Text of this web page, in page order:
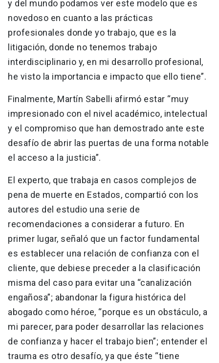
y del mundo podamos ver este modelo que es
novedoso en cuanto a las prácticas
profesionales donde yo trabajo, que es la
litigación, donde no tenemos trabajo
interdisciplinario y, en mi desarrollo profesional,
he visto la importancia e impacto que ello tiene”.
Finalmente, Martín Sabelli afirmó estar “muy
impresionado con el nivel académico, intelectual
y el compromiso que han demostrado ante este
desafío de abrir las puertas de una forma notable
el acceso a la justicia”.
El experto, que trabaja en casos complejos de
pena de muerte en Estados, compartió con los
autores del estudio una serie de
recomendaciones a considerar a futuro. En
primer lugar, señaló que un factor fundamental
es establecer una relación de confianza con el
cliente, que debiese preceder a la clasificación
misma del caso para evitar una “canalización
engañosa”; abandonar la figura histórica del
abogado como héroe, “porque es un obstáculo, a
mi parecer, para poder desarrollar las relaciones
de confianza y hacer el trabajo bien”; entender el
trauma es otro desafío, ya que éste “tiene